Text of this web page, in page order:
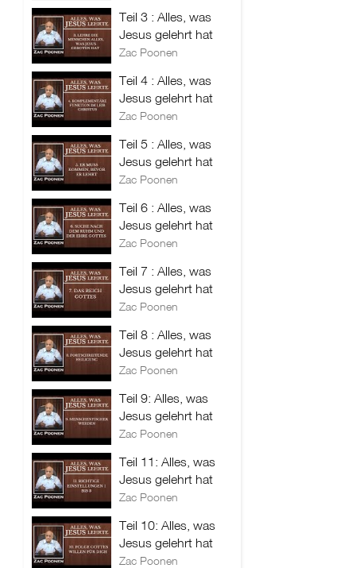
Teil 3 : Alles, was
Jesus gelehrt hat
Zac Poonen
Teil 4 : Alles, was
Jesus gelehrt hat
Zac Poonen
Teil 5 : Alles, was
Jesus gelehrt hat
Zac Poonen
Teil 6 : Alles, was
Jesus gelehrt hat
Zac Poonen
Teil 7 : Alles, was
Jesus gelehrt hat
Zac Poonen
Teil 8 : Alles, was
Jesus gelehrt hat
Zac Poonen
Teil 9: Alles, was
Jesus gelehrt hat
Zac Poonen
Teil 11: Alles, was
Jesus gelehrt hat
Zac Poonen
Teil 10: Alles, was
Jesus gelehrt hat
Zac Poonen